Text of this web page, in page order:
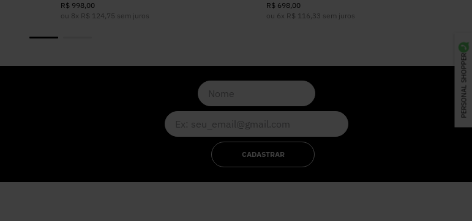
PERSONAL SHOPPER
R$ 998,00
ou 8x R$ 124,75 sem juros
R$ 698,00
ou 6x R$ 116, 33 sem juros
CADASTRAR